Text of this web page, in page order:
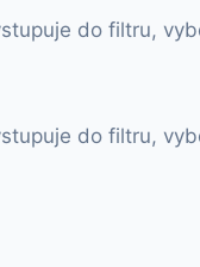
do filtru,
do filtru,